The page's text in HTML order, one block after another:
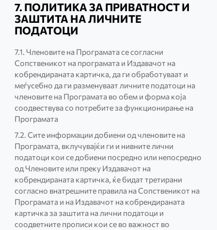
7. ПОЛИТИКА ЗА ПРИВАТНОСТ И
ЗАШТИТА НА ЛИЧНИТЕ
ПОДАТОЦИ
7.1. Членовите на Програмата се согласни
Сопственикот на програмата и Издавачот на
кобрендираната картичка, да ги обработуваат и
меѓусебно да ги разменуваат личните податоци на
членовите на Програмата во обем и форма која
соодвествува со потребите за функционирање на
Програмата
7.2. Сите информации добиени од членовите на
Програмата, вклучувајќи ги и нивните лични
податоци кои се добиени посредно или непосредно
од Членовите или преку Издавачот на
кобрендираната картичка, ќе бидат третирани
согласно внатрешните правила на Сопственикот на
Програмата и на Издавачот на кобрендираната
картичка за заштита на лични податоци и
соодветните прописи кои се во важност во